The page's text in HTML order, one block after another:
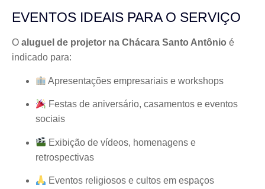
EVENTOS IDEAIS PARA O SERVIÇO
O aluguel de projetor na Chácara Santo Antônio é
indicado para:
Apresentações empresariais e workshops
Festas de aniversário, casamentos e eventos
sociais
Exibição de vídeos, homenagens e
retrospectivas
Eventos religiosos e cultos em espaços